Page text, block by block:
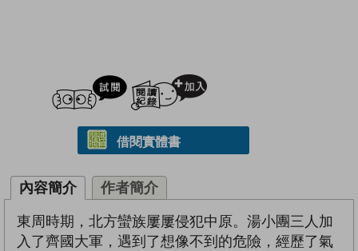
試閲
借閱實體書
內容簡介 作者簡介
東周時期，北方蠻族屢屢侵犯中原。湯小團三人加
入了齊國大軍，遇到了想像不到的危險，經歷了氣